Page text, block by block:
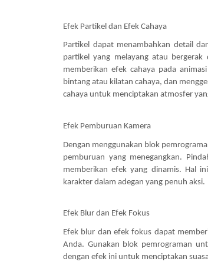
Efek Partikel dan Efek Cahaya
Partikel dapat menambahkan detail
partikel yang melayang atau
memberikan efek cahaya pada
bintang atau kilatan cahaya, dan
cahaya untuk menciptakan atmosfer
Efek Pemburuan Kamera
Dengan menggunakan blok
pemburuan yang menegangkan.
memberikan efek yang dinamis. Hal
karakter dalam adegan yang penuh aksi.
Efek Blur dan Efek Fokus
Efek blur dan efek fokus dapat
Anda. Gunakan blok pemrograman
dengan efek ini untuk menciptakan